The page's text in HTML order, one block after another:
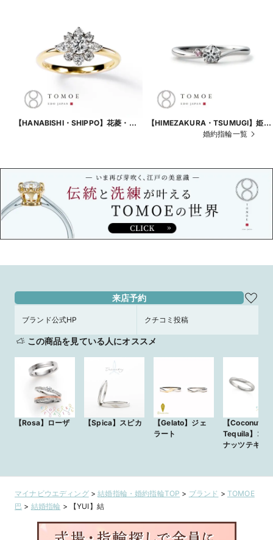
【HANABISHI・SHIPPO】花菱・七
【HIMEZAKURA・TSUMUGI】姫
婚約指輪一覧
来店予約
ブランド公式HP クチコミ投稿
この商品を見ている人にオススメ
【Rosa】ローザ 【Spica】スピカ
【Gelato】ジェ
ラート
【Coconuts
Tequila】ココ
ナッツテキー
マイナビウエディング>結婚指輪・婚約指輪TOP > ブランド > TOMOE
巴 > 結婚指輪 > 【YUI】結